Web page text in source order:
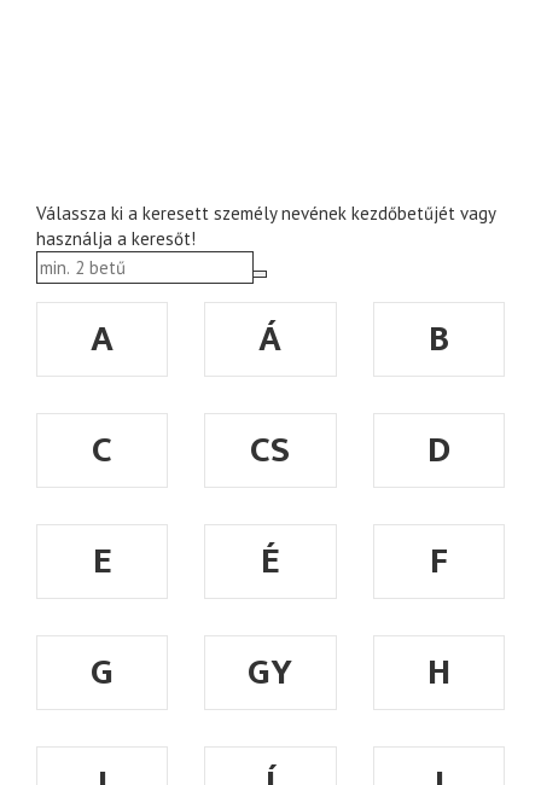
Válassza ki a keresett személy nevének kezdőbetűjét vagy
használja a keresőt!
A Á
B
C
CS
D
E
É
F
G
GY
H